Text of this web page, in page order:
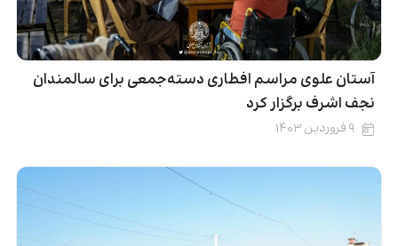
آستان علوی مراسم افطاری دسته‌جمعی برای سالمندان
نجف اشرف برگزار کرد
۹ فروردین ۱۴۰۳